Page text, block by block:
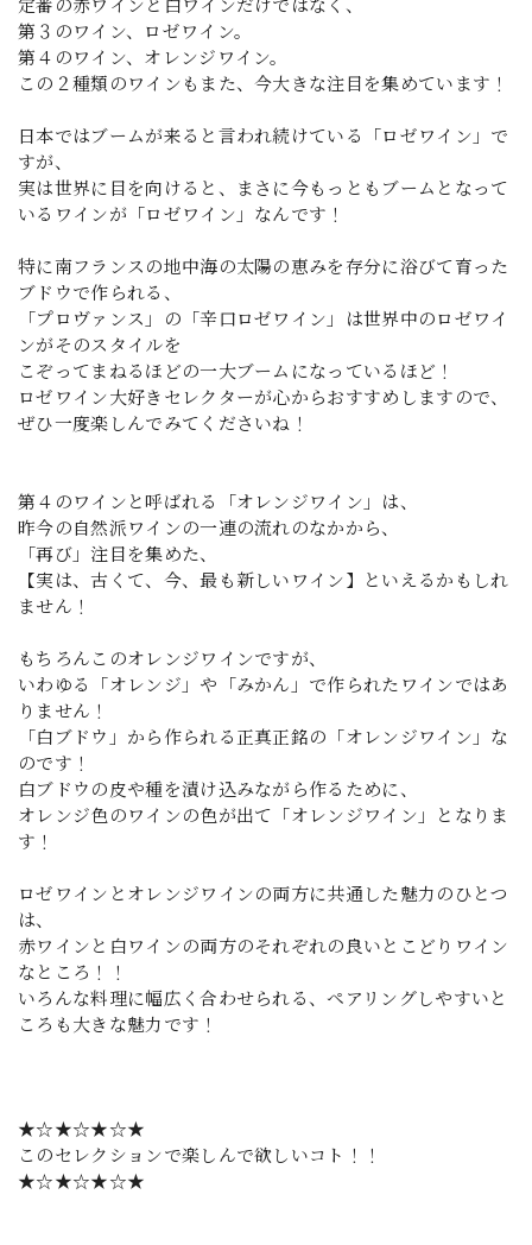
第３のワイン、ロゼワイン。
第４のワイン、オレンジワイン。
この２種類のワインもまた、今大きな注目を集めています！
日本ではブームが来ると言われ続けている「ロゼワイン」で
すが、
実は世界に目を向けると、まさに今もっともブームとなって
いるワインが「ロゼワイン」なんです！
特に南フランスの地中海の太陽の恵みを存分に浴びて育った
ブドウで作られる、
「プロヴァンス」の「辛口ロゼワイン」は世界中のロゼワイ
ンがそのスタイルを
こぞってまねるほどの一大ブームになっているほど！
ロゼワイン大好きセレクターが心からおすすめしますので、
ぜひ一度楽しんでみてくださいね！ㅤ
第４のワインと呼ばれる「オレンジワイン」は、
昨今の自然派ワインの一連の流れのなかから、
「再び」注目を集めた、
【実は、古くて、今、最も新しいワイン】といえるかもしれ
ません！
もちろんこのオレンジワインですが、
いわゆる「オレンジ」や「みかん」で作られたワインではあ
りません！
「白ブドウ」から作られる正真正銘の「オレンジワイン」な
のです！
白ブドウの皮や種を漬け込みながら作るために、
オレンジ色のワインの色が出て「オレンジワイン」となりま
す！
ロゼワインとオレンジワインの両方に共通した魅力のひとつ
は、
赤ワインと白ワインの両方のそれぞれの良いとこどりワイン
なところ！！
いろんな料理に幅広く合わせられる、ペアリングしやすいと
ころも大きな魅力です！
★☆★☆★☆★
このセレクションで楽しんで欲しいコト！！
★☆★☆★☆★